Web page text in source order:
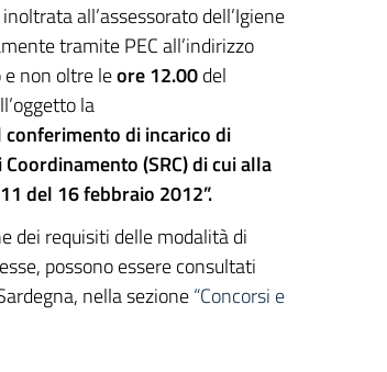
all’assessorato dell’Igiene
tramite PEC all’indirizzo
non oltre leore 12.00del
la
conferimento di incarico di
(SRC) di cui alla
del 16 febbraio 2012”.
dei requisiti delle modalità di
possono essere consultati
nella sezione“Concorsi e